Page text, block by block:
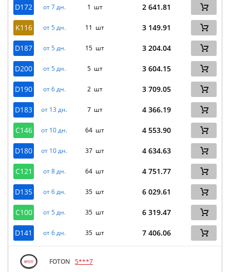
D172 от 7 дн. 1 шт 2 641.81
K116 от 5 дн. 11 шт 3 149.91
D187 от 5 дн. 15 шт 3 204.04
D200 от 5 дн. 5 шт 3 604.15
D190 от 6 дн. 2 шт 3 709.05
D183 от 13 дн. 7 шт 4 366.19
C146 от 10 дн. 64 шт 4 553.90
D180 от 10 дн. 37 шт 4 634.63
C121 от 8 дн. 64 шт 4 751.77
D135 от 6 дн. 35 шт 6 029.61
C100 от 5 дн. 35 шт 6 319.47
D141 от 6 дн. 35 шт 7 406.06
FOTON 5***7